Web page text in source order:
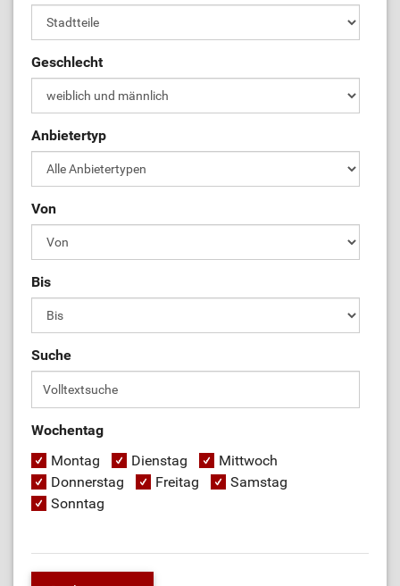
Geschlecht
Anbietertyp
Von
Bis
Suche
Wochentag
Montag
Dienstag
Mittwoch
Donnerstag
Freitag
Samstag
Sonntag